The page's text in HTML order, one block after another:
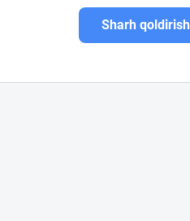
Sharh qoldirish